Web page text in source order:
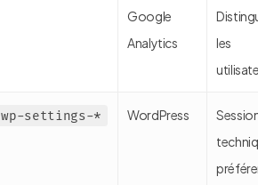
Google
Analytics
les
wp-settings-* WordPress